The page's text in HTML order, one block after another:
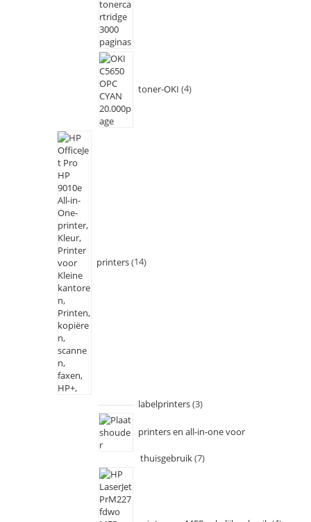
toner-OKI 4
printers 14
labelprinters 3
printers en all-in-one voor
thuisgebruik 7